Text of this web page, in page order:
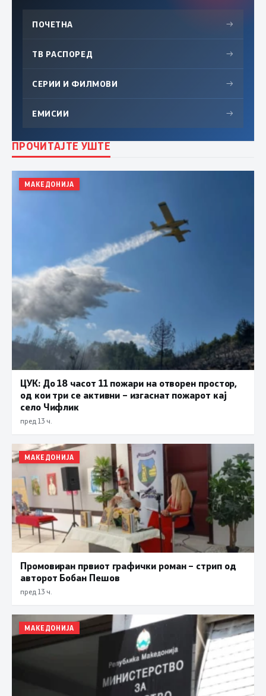
ПОЧЕТНА →
ТВ РАСПОРЕД →
СЕРИИ И ФИЛМОВИ →
ЕМИСИИ →
ПРОЧИТАЈТЕ УШТЕ
МАКЕДОНИЈА
ЦУК: До 18 часот 11 пожари на отворен простор,
од кои три се активни – изгаснат пожарот кај
село Чифлик
пред 13 ч.
МАКЕДОНИЈА
Промовиран првиот графички роман – стрип од
авторот Бобан Пешов
пред 13 ч.
МАКЕДОНИЈА